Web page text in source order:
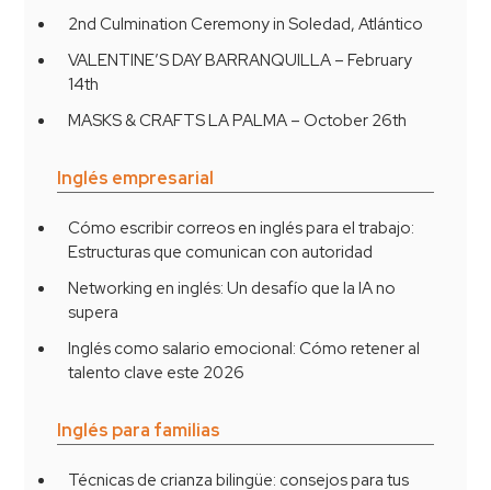
2nd Culmination Ceremony in Soledad, Atlántico
VALENTINE’S DAY BARRANQUILLA – February
14th
MASKS & CRAFTS LA PALMA – October 26th
Inglés empresarial
Cómo escribir correos en inglés para el trabajo:
Estructuras que comunican con autoridad
Networking en inglés: Un desafío que la IA no
supera
Inglés como salario emocional: Cómo retener al
talento clave este 2026
Inglés para familias
Técnicas de crianza bilingüe: consejos para tus